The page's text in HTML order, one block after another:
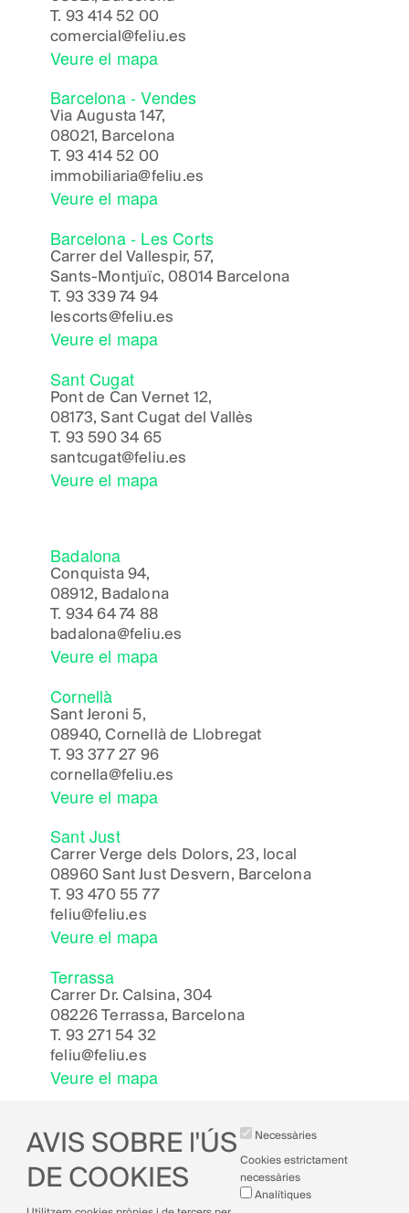
T. 93 414 52 00
comercial@feliu.es
Veure el mapa
Barcelona - Vendes
Via Augusta 147,
08021, Barcelona
T. 93 414 52 00
immobiliaria@feliu.es
Veure el mapa
Barcelona - Les Corts
Carrer del Vallespir, 57,
Sants-Montjuïc, 08014 Barcelona
T. 93 339 74 94
lescorts@feliu.es
Veure el mapa
Sant Cugat
Pont de Can Vernet 12,
08173, Sant Cugat del Vallès
T. 93 590 34 65
santcugat@feliu.es
Veure el mapa
Badalona
Conquista 94,
08912, Badalona
T. 934 64 74 88
badalona@feliu.es
Veure el mapa
Cornellà
Sant Jeroni 5,
08940, Cornellà de Llobregat
T. 93 377 27 96
cornella@feliu.es
Veure el mapa
Sant Just
Carrer Verge dels Dolors, 23, local
08960 Sant Just Desvern, Barcelona
T. 93 470 55 77
feliu@feliu.es
Veure el mapa
Terrassa
Carrer Dr. Calsina, 304
08226 Terrassa, Barcelona
T. 93 271 54 32
feliu@feliu.es
Veure el mapa
AVIS SOBRE l'ÚS
DE COOKIES
Necessàries
Cookies estrictament
necessàries
Analítiques